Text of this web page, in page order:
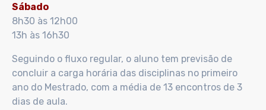
Sábado
8h30 às 12h00
13h às 16h30
Seguindo o fluxo regular, o aluno tem previsão de
concluir a carga horária das disciplinas no primeiro
ano do Mestrado, com a média de 13 encontros de 3
dias de aula.